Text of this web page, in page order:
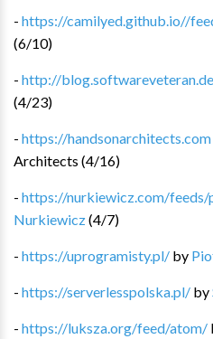
- https://camilyed.github.io//
(6/10)
- http://
(4/23)
- https://handsonarchitects.com
Architects (4/16)
- https://nurkiewicz.com/feeds/
Nurkiewicz(4/7)
- https://uprogramisty.pl/ by
- https://serverlesspolska.pl/ by
- https://luksza.org/feed/atom/